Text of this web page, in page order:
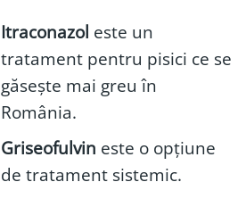
Itraconazol este un
tratament pentru pisici ce se
găsește mai greu în
România.
Griseofulvin este o opțiune
de tratament sistemic.